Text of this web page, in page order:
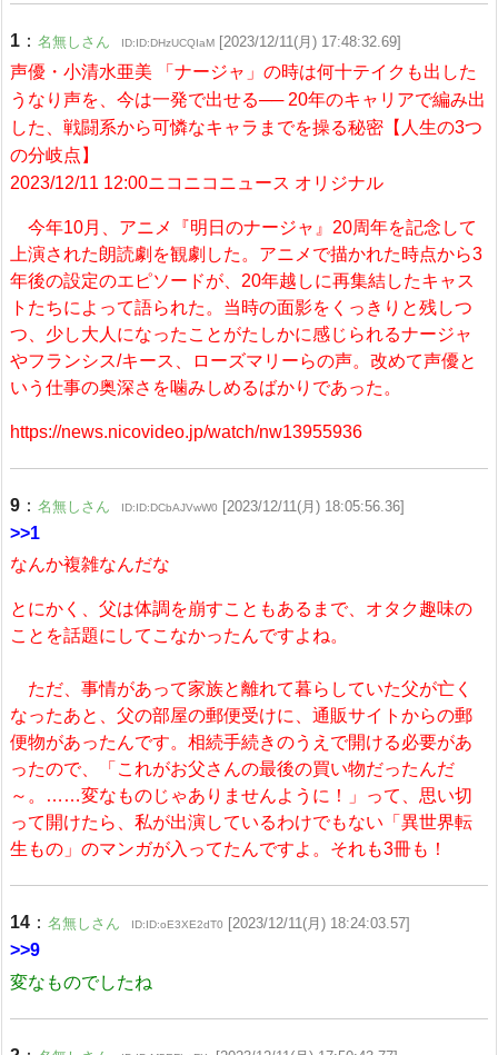
1 ： 名無しさん ID:ID:DHzUCQIaM [2023/12/11(月) 17:48:32.69]
声優・小清水亜美 「ナージャ」の時は何十テイクも出した
うなり声を、今は一発で出せる── 20年のキャリアで編み出
した、戦闘系から可憐なキャラまでを操る秘密【人生の3つ
の分岐点】
2023/12/11 12:00ニコニコニュース オリジナル
今年10月、アニメ『明日のナージャ』20周年を記念して
上演された朗読劇を観劇した。アニメで描かれた時点から3
年後の設定のエピソードが、20年越しに再集結したキャス
トたちによって語られた。当時の面影をくっきりと残しつ
つ、少し大人になったことがたしかに感じられるナージャ
やフランシス/キース、ローズマリーらの声。改めて声優と
いう仕事の奥深さを噛みしめるばかりであった。
https://news.nicovideo.jp/watch/nw13955936
9 ： 名無しさん ID:ID:DCbAJVwW0 [2023/12/11(月) 18:05:56.36]
>>1
なんか複雑なんだな
とにかく、父は体調を崩すこともあるまで、オタク趣味の
ことを話題にしてこなかったんですよね。
ただ、事情があって家族と離れて暮らしていた父が亡く
なったあと、父の部屋の郵便受けに、通販サイトからの郵
便物があったんです。相続手続きのうえで開ける必要があ
ったので、「これがお父さんの最後の買い物だったんだ
～。……変なものじゃありませんように！」って、思い切
って開けたら、私が出演しているわけでもない「異世界転
生もの」のマンガが入ってたんですよ。それも3冊も！
14 ： 名無しさん ID:ID:oE3XE2dT0 [2023/12/11(月) 18:24:03.57]
>>9
変なものでしたね